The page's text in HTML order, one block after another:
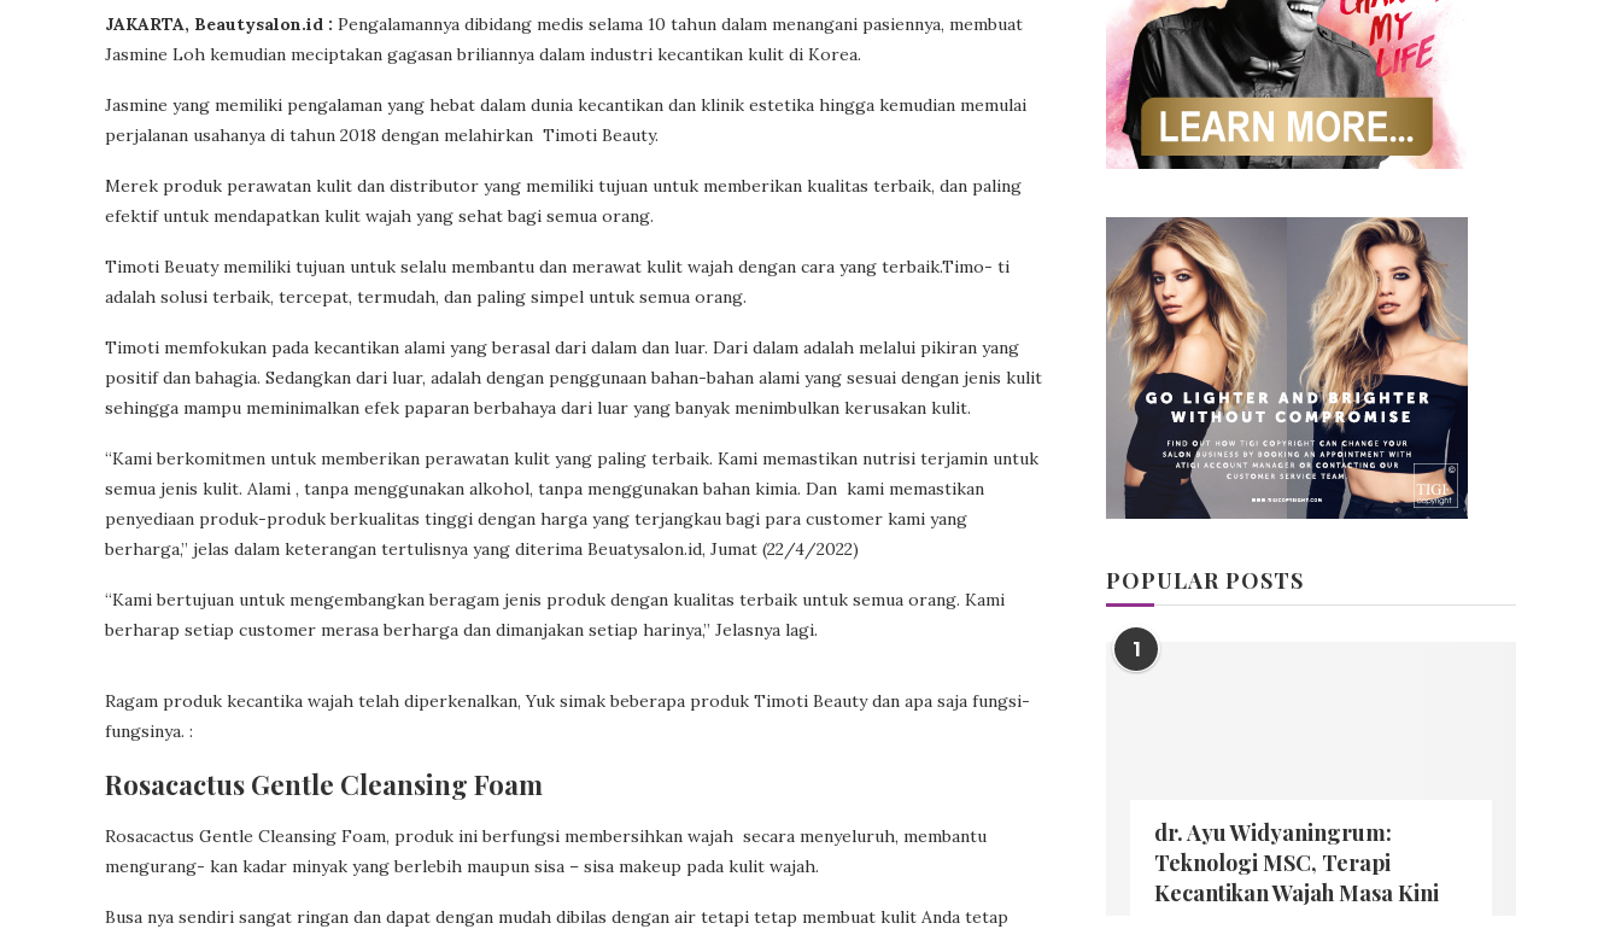
JAKARTA, Beautysalon.id : Pengalamannya dibidang medis selama 10 tahun dalam menangani pasiennya, membuat
Jasmine Loh kemudian meciptakan gagasan briliannya dalam industri kecantikan kulit di Korea.
Jasmine yang memiliki pengalaman yang hebat dalam dunia kecantikan dan klinik estetika hingga kemudian memulai
perjalanan usahanya di tahun 2018 dengan melahirkan Timoti Beauty.
Merek produk perawatan kulit dan distributor yang memiliki tujuan untuk memberikan kualitas terbaik, dan paling
efektif untuk mendapatkan kulit wajah yang sehat bagi semua orang.
Timoti Beuaty memiliki tujuan untuk selalu membantu dan merawat kulit wajah dengan cara yang terbaik.Timo- ti
adalah solusi terbaik, tercepat, termudah, dan paling simpel untuk semua orang.
Timoti memfokukan pada kecantikan alami yang berasal dari dalam dan luar. Dari dalam adalah melalui pikiran yang
positif dan bahagia. Sedangkan dari luar, adalah dengan penggunaan bahan-bahan alami yang sesuai dengan jenis kulit
sehingga mampu meminimalkan efek paparan berbahaya dari luar yang banyak menimbulkan kerusakan kulit.
“Kami berkomitmen untuk memberikan perawatan kulit yang paling terbaik. Kami memastikan nutrisi terjamin untuk
semua jenis kulit. Alami , tanpa menggunakan alkohol, tanpa menggunakan bahan kimia. Dan kami memastikan
penyediaan produk-produk berkualitas tinggi dengan harga yang terjangkau bagi para customer kami yang
berharga,” jelas dalam keterangan tertulisnya yang diterima Beuatysalon.id, Jumat (22/4/2022)
“Kami bertujuan untuk mengembangkan beragam jenis produk dengan kualitas terbaik untuk semua orang. Kami
berharap setiap customer merasa berharga dan dimanjakan setiap harinya,” Jelasnya lagi.
Ragam produk kecantika wajah telah diperkenalkan, Yuk simak beberapa produk Timoti Beauty dan apa saja fungsi-
fungsinya. :
Rosacactus Gentle Cleansing Foam
Rosacactus Gentle Cleansing Foam, produk ini berfungsi membersihkan wajah secara menyeluruh, membantu
mengurang- kan kadar minyak yang berlebih maupun sisa – sisa makeup pada kulit wajah.
Busa nya sendiri sangat ringan dan dapat dengan mudah dibilas dengan air tetapi tetap membuat kulit Anda tetap
POPULAR POSTS
1
dr. Ayu Widyaningrum:
Teknologi MSC, Terapi
Kecantikan Wajah Masa Kini